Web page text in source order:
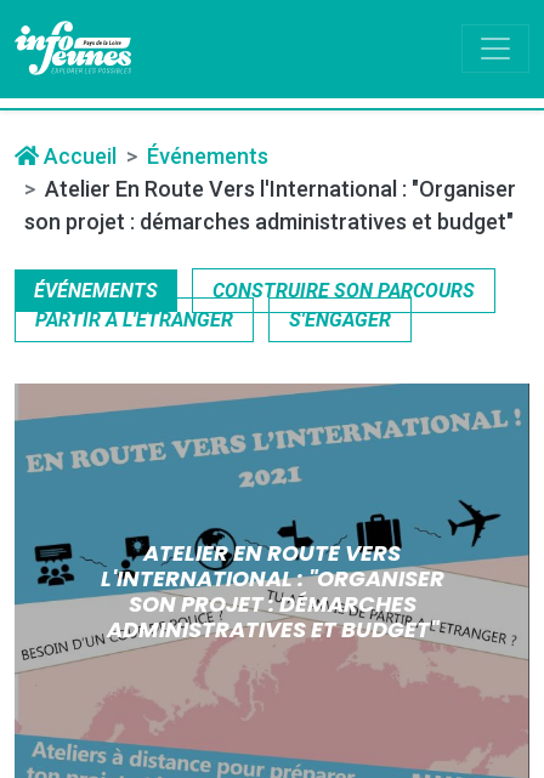
Accueil
Événements
Atelier En Route Vers l'International : "Organiser
son projet : démarches administratives et budget"
ÉVÉNEMENTS
CONSTRUIRE SON PARCOURS
PARTIR À L'ÉTRANGER
S'ENGAGER
ATELIER EN ROUTE VERS
L'INTERNATIONAL : "ORGANISER
SON PROJET : DÉMARCHES
ADMINISTRATIVES ET BUDGET"